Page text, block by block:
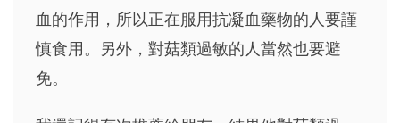
血的作用，所以正在服用抗凝血藥物的人要謹
慎食用。另外，對菇類過敏的人當然也要避
免。